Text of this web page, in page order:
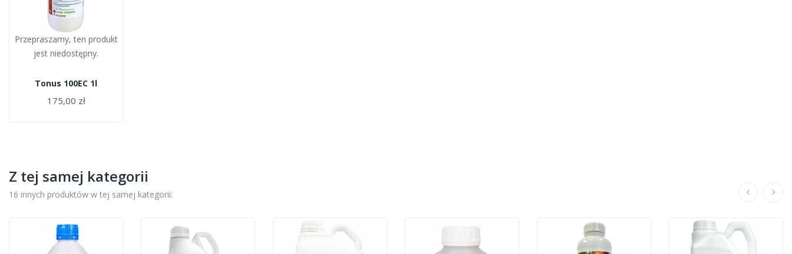
Przepraszamy, ten produkt
jest niedostępny.
Tonus 100EC 1l
175,00 zł
Z tej samej kategorii
16 innych produktów w tej samej kategorii: